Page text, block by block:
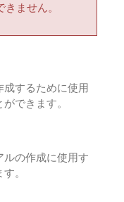
ません。
するために使用
できます。
ルの作成に使用す
。